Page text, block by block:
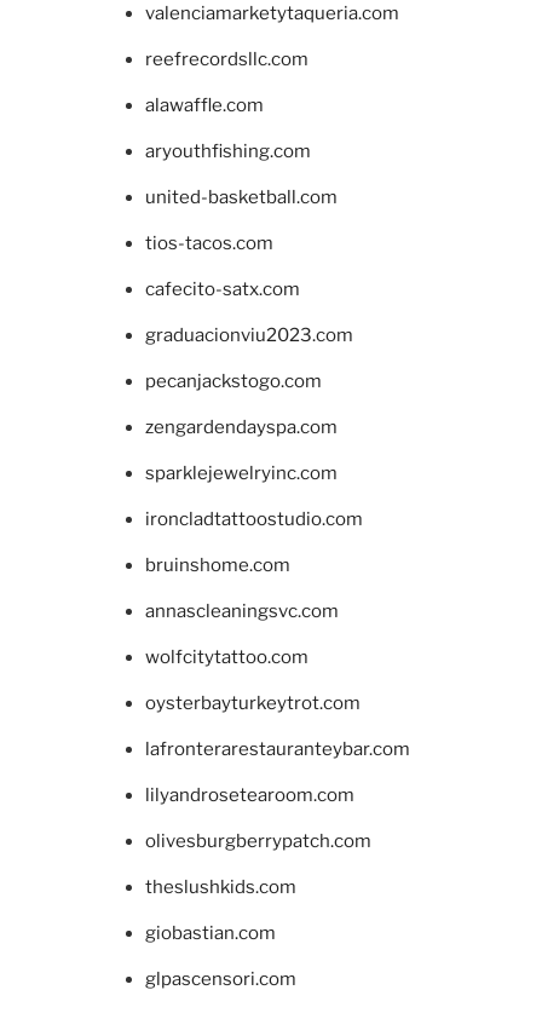
valenciamarketytaqueria.com
reefrecordsllc.com
alawaffle.com
aryouthfishing.com
united-basketball.com
tios-tacos.com
cafecito-satx.com
graduacionviu2023.com
pecanjackstogo.com
zengardendayspa.com
sparklejewelryinc.com
ironcladtattoostudio.com
bruinshome.com
annascleaningsvc.com
wolfcitytattoo.com
oysterbayturkeytrot.com
lafronterarestauranteybar.com
lilyandrosetearoom.com
olivesburgberrypatch.com
theslushkids.com
giobastian.com
glpascensori.com